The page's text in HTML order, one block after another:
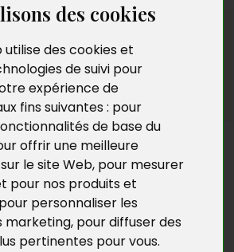
des cookies
utilise des cookies et
de suivi pour
expérience de
fins suivantes : pour
de base du
offrir une meilleure
le site Web, pour mesurer
pour nos produits et
personnaliser les
marketing, pour diffuser des
pertinentes pour vous.
à 19h